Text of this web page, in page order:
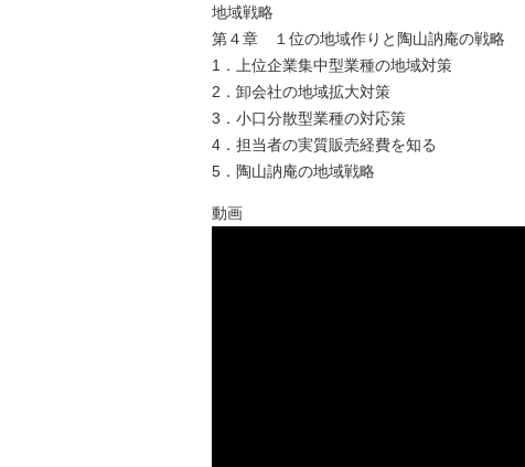
地域戦略
第４章 １位の地域作りと陶山訥庵の戦略
1．上位企業集中型業種の地域対策
2．卸会社の地域拡大対策
3．小口分散型業種の対応策
4．担当者の実質販売経費を知る
5．陶山訥庵の地域戦略
動画